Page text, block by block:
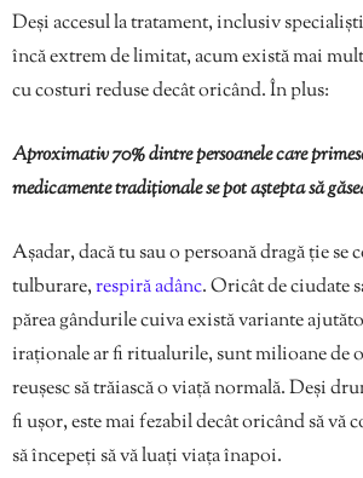
Deși accesul la tratament, inclusiv
încă extrem de limitat, acum există mai
cu costuri reduse decât oricând. În plus:
Aproximativ 70% dintre persoanele care
medicamente tradiționale se pot aștepta să
Așadar, dacă tu sau o persoană dragă ție se
tulburare,respiră adânc. Oricât de ciudate
părea gândurile cuiva există variante
iraționale ar fi ritualurile, sunt milioane de
reușesc să trăiască o viață normală. Deși
fi ușor, este mai fezabil decât oricând să vă
să începeți să vă luați viața înapoi.